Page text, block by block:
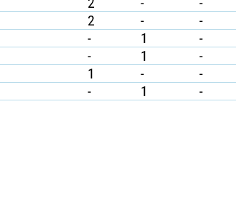
2 - -
- 1 -
- 1 -
1 - -
- 1 -